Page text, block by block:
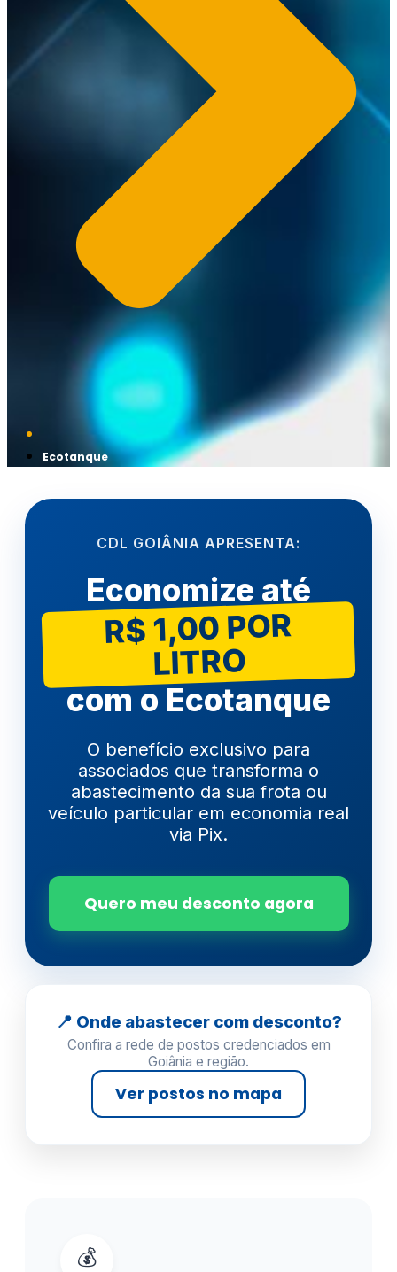
Ecotanque
CDL GOIÂNIA APRESENTA:
Economize até
R$ 1,00 POR
LITRO
com o Ecotanque
O benefício exclusivo para
associados que transforma o
abastecimento da sua frota ou
veículo particular em economia real
via Pix.
Quero meu desconto agora
📍 Onde abastecer com desconto?
Confira a rede de postos credenciados em
Goiânia e região.
Ver postos no mapa
💰